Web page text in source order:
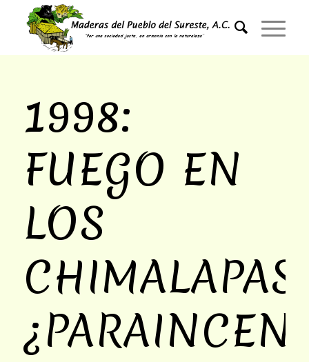
1998:
FUEGO EN
LOS
CHIMALAPAS